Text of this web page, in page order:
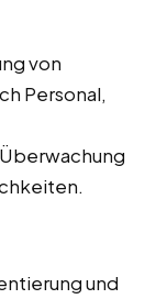
von
Personal,
und